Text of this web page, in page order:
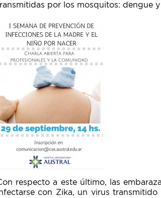
por los mosquitos: dengue y
respecto a este último, las
con Zika, un virus